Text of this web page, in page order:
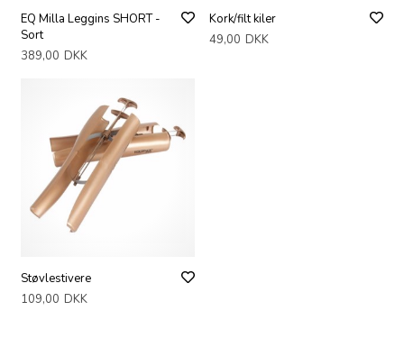
EQ Milla Leggins SHORT -
Sort
389,00 DKK
Kork/filt kiler
49,00 DKK
Støvlestivere
109,00 DKK